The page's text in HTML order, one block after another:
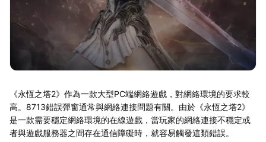
《永恆之塔2》作為一款大型PC端網絡遊戲，對網絡環境的要求較
高。8713錯誤彈窗通常與網絡連接問題有關。由於《永恆之塔2》
是一款需要穩定網絡環境的在線遊戲，當玩家的網絡連接不穩定或
者與遊戲服務器之間存在通信障礙時，就容易觸發這類錯誤。